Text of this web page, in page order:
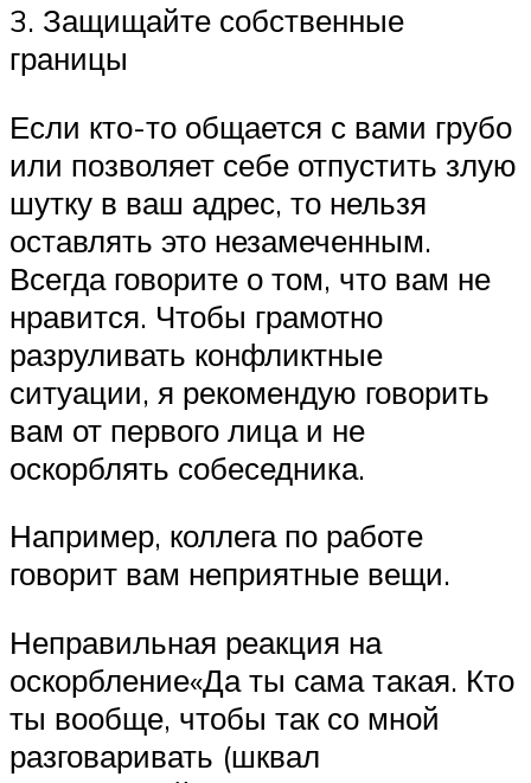
3. Защищайте собственные
границы
Если кто-то общается с вами грубо
или позволяет себе отпустить злую
шутку в ваш адрес, то нельзя
оставлять это незамеченным.
Всегда говорите о том, что вам не
нравится. Чтобы грамотно
разруливать конфликтные
ситуации, я рекомендую говорить
вам от первого лица и не
оскорблять собеседника.
Например, коллега по работе
говорит вам неприятные вещи.
Неправильная реакция на
оскорбление«Да ты сама такая. Кто
ты вообще, чтобы так со мной
разговаривать (шквал